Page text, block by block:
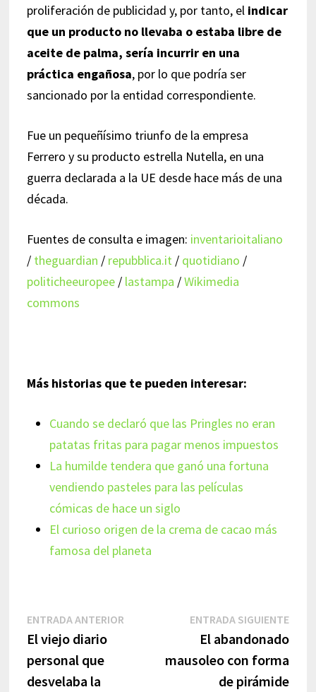
proliferación de publicidad y, por tanto, el indicar
que un producto no llevaba o estaba libre de
aceite de palma, sería incurrir en una
práctica engañosa, por lo que podría ser
sancionado por la entidad correspondiente.
Fue un pequeñísimo triunfo de la empresa
Ferrero y su producto estrella Nutella, en una
guerra declarada a la UE desde hace más de una
década.
Fuentes de consulta e imagen: inventarioitaliano
/ theguardian / repubblica.it/ quotidiano /
politicheeuropee/ lastampa /Wikimedia
commons
Más historias que te pueden interesar:
Cuando se declaró que las Pringles no eran
patatas fritas para pagar menos impuestos
La humilde tendera que ganó una fortuna
vendiendo pasteles para las películas
cómicas de hace un siglo
El curioso origen de la crema de cacao más
famosa del planeta
Navegación
de
entradas
ENTRADA ANTERIOREntrada
El viejo diario
personal que
desvelaba la
ENTRADA SIGUIENTE
El abandonado
mausoleo con forma
de pirámide